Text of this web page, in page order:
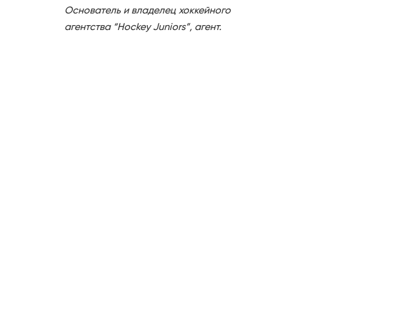
Основатель и владелец хоккейного
агентства “Hockey Juniors”, агент.